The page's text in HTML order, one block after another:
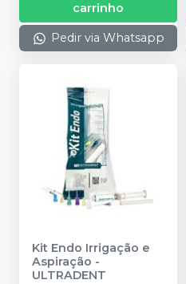
carrinho
Pedir via Whatsapp
Kit Endo Irrigação e
Aspiração -
ULTRADENT